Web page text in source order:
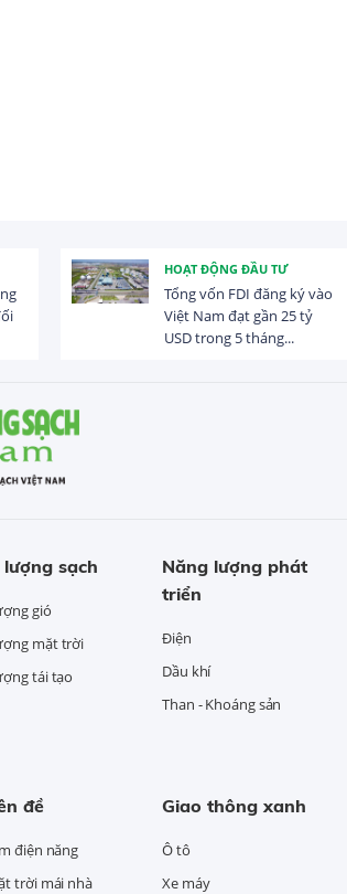
HOẠT ĐỘNG ĐẦU TƯ
Tổng vốn FDI đăng ký vào
Việt Nam đạt gần 25 tỷ
USD trong 5 tháng...
lượng sạch
gió
mặt trời
tái tạo
Năng lượng phát
triển
Điện
Dầu khí
Than - Khoáng sản
đề
điện năng
trời mái nhà
Giao thông xanh
Ô tô
Xe máy